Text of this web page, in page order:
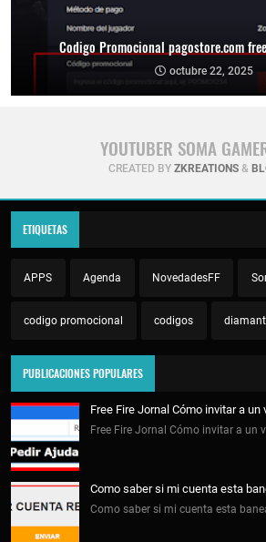
Codigo Promocional pagostore.com
octubre 22, 2025
YOUTUBER SOMA
CREATED BY ZKREATIONS&
ETIQUETAS
APPS Agenda NovedadesFF
codigo promocional codigos
PUBLICACIONES POPULARES
Free Fire Jornal Cómo invitar a
Free Fire Jornal Cómo invitar a un
Como saber si mi cuenta esta
Como saber si mi cuenta esta